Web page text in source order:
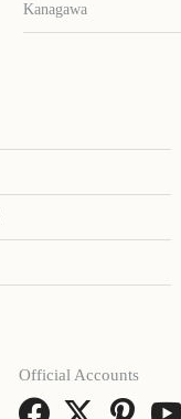
Kanagawa
Official Accounts